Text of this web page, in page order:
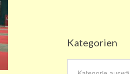
Kategorien